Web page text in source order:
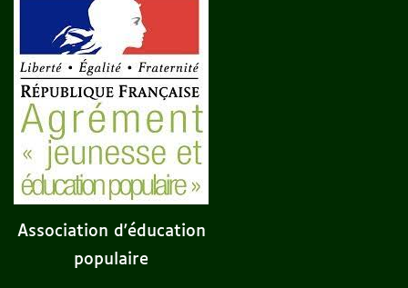
Association d'éducation
populaire